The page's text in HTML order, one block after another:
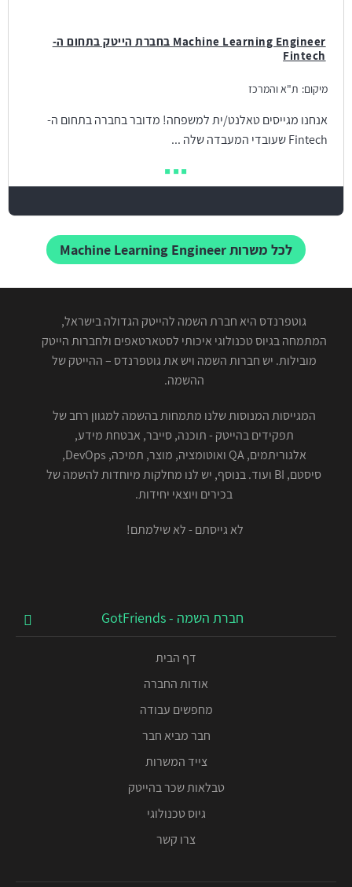
Machine Learning Engineer בחברת הייטק בתחום ה-
Fintech
מיקום: ת"א והמרכז
אנחנו מגייסים טאלנט/ית למשפחה! מדובר בחברה בתחום ה-
Fintech שעובדי המעבדה שלה ...
לכל משרות Machine Learning Engineer
גוטפרנדס היא חברת השמה להייטק הגדולה בישראל,
המתמחה בגיוס טכנולוגי איכותי לסטארטאפים ולחברות הייטק
מובילות. יש חברות השמה ויש את גוטפרנדס – ההייטק של
ההשמה.
המגייסות המנוסות שלנו מתמחות בהשמה למגוון רחב של
תפקידים בהייטק - תוכנה, סייבר, אבטחת מידע,
אלגוריתמים, QA ואוטומציה, מוצר, תמיכה, DevOps,
סיסטם, BI ועוד. בנוסף, יש לנו מחלקות מיוחדות להשמה של
בכירים ויוצאי יחידות.
לא גייסתם - לא שילמתם!
חברת השמה - GotFriends
דף הבית
אודות החברה
מחפשים עבודה
חבר מביא חבר
צייד המשרות
טבלאות שכר בהייטק
גיוס טכנולוגי
צרו קשר